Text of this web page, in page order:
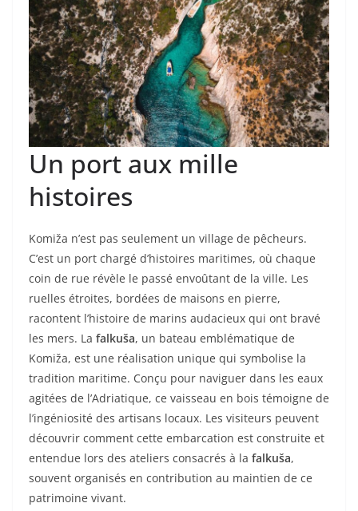
Un port aux mille
histoires
Komiža n’est pas seulement un village de pêcheurs.
C’est un port chargé d’histoires maritimes, où chaque
coin de rue révèle le passé envoûtant de la ville. Les
ruelles étroites, bordées de maisons en pierre,
racontent l’histoire de marins audacieux qui ont bravé
les mers. La falkuša, un bateau emblématique de
Komiža, est une réalisation unique qui symbolise la
tradition maritime. Conçu pour naviguer dans les eaux
agitées de l’Adriatique, ce vaisseau en bois témoigne de
l’ingéniosité des artisans locaux. Les visiteurs peuvent
découvrir comment cette embarcation est construite et
entendue lors des ateliers consacrés à la falkuša,
souvent organisés en contribution au maintien de ce
patrimoine vivant.